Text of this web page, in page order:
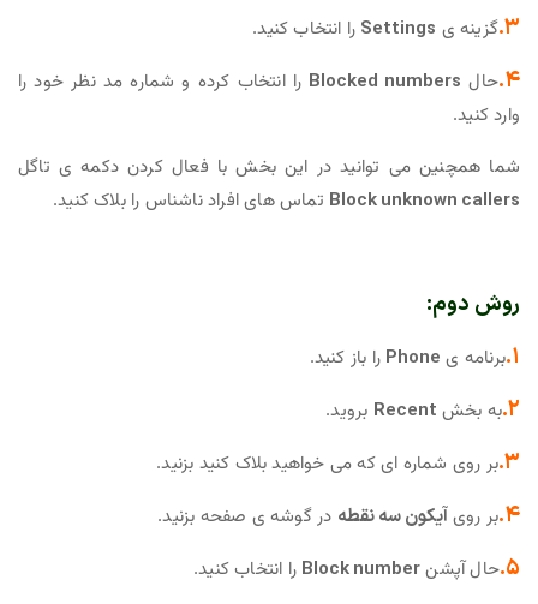
۳. گزینه ی Settings را انتخاب کنید.
۴. حال Blocked numbers را انتخاب کرده و شماره مد نظر خود را
وارد کنید.
شما همچنین می توانید در این بخش با فعال کردن دکمه ی تاگل
Block unknown callers تماس های افراد ناشناس را بلاک کنید.
روش دوم:
۱. برنامه ی Phone را باز کنید.
۲. به بخش Recent بروید.
۳. بر روی شماره ای که می خواهید بلاک کنید بزنید.
۴. بر رویآیکون سه نقطه در گوشه ی صفحه بزنید.
۵. حال آپشنBlock number را انتخاب کنید.